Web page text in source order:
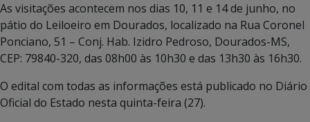
As visitações acontecem nos dias 10, 11 e 14 de junho, no
pátio do Leiloeiro em Dourados, localizado na Rua Coronel
Ponciano, 51 – Conj. Hab. Izidro Pedroso, Dourados-MS,
CEP: 79840-320, das 08h00 às 10h30 e das 13h30 às 16h30.
O edital com todas as informações está publicado no Diário
Oficial do Estado nesta quinta-feira (27).